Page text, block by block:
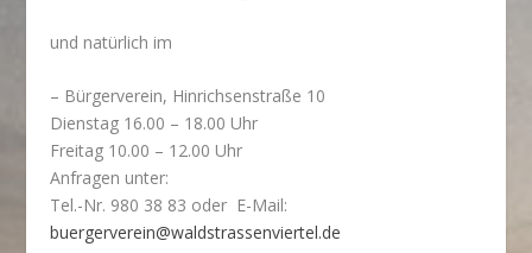
und natürlich im
– Bürgerverein, Hinrichsenstraße 10
Dienstag 16.00 – 18.00 Uhr
Freitag 10.00 – 12.00 Uhr
Anfragen unter:
Tel.-Nr. 980 38 83 oder E-Mail:
buergerverein@waldstrassenviertel.de